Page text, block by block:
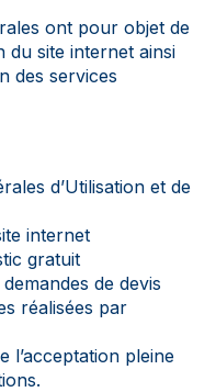
ont pour objet de
du site internet ainsi
des services
d’Utilisation et de
internet
gratuit
de devis
réalisées par
l’acceptation pleine